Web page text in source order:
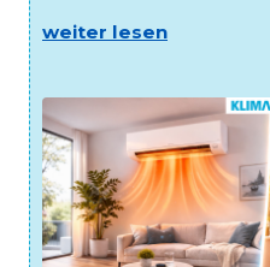
weiter lesen